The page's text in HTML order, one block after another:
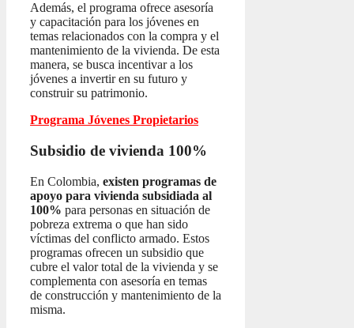
Además, el programa ofrece asesoría
y capacitación para los jóvenes en
temas relacionados con la compra y el
mantenimiento de la vivienda. De esta
manera, se busca incentivar a los
jóvenes a invertir en su futuro y
construir su patrimonio.
Programa Jóvenes Propietarios
Subsidio de vivienda 100%
En Colombia, existen programas de
apoyo para vivienda subsidiada al
100% para personas en situación de
pobreza extrema o que han sido
víctimas del conflicto armado. Estos
programas ofrecen un subsidio que
cubre el valor total de la vivienda y se
complementa con asesoría en temas
de construcción y mantenimiento de la
misma.